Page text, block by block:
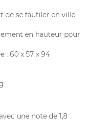
de se faufiler en ville
en hauteur pour
: 60 x 57 x 94
une note de 1,8